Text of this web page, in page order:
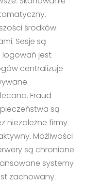
środków.
Sesje są
logowań jest
centralizuje
Fraud
są
niezależne firmy
Możliwości
są chronione
systemy
zachowany.